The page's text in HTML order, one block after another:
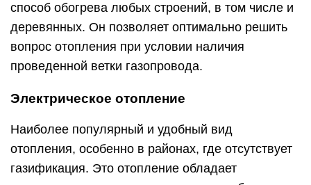
способ обогрева любых строений, в том числе и
деревянных. Он позволяет оптимально решить
вопрос отопления при условии наличия
проведенной ветки газопровода.
Электрическое отопление
Наиболее популярный и удобный вид
отопления, особенно в районах, где отсутствует
газификация. Это отопление обладает